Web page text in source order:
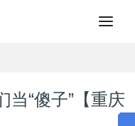
重
底
料
批
当“傻子”【重庆